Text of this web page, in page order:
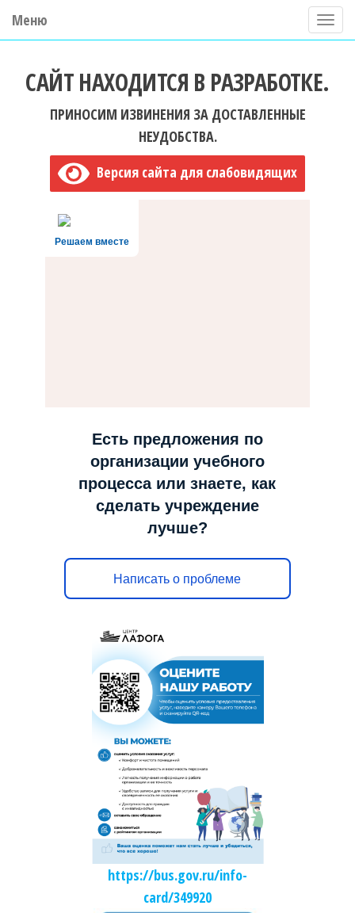
Меню
П
о
а
ГБУ ДО "Центр "Ладога"
САЙТ НАХОДИТСЯ В РАЗРАБОТКЕ.
ПРИНОСИМ ИЗВИНЕНИЯ ЗА ДОСТАВЛЕННЫЕ
НЕУДОБСТВА.
Версия сайта для слабовидящих
Решаем вместе
Есть предложения по
организации учебного
процесса или знаете, как
сделать учреждение
лучше?
Написать о проблеме
https://bus.gov.ru/info-
card/349920